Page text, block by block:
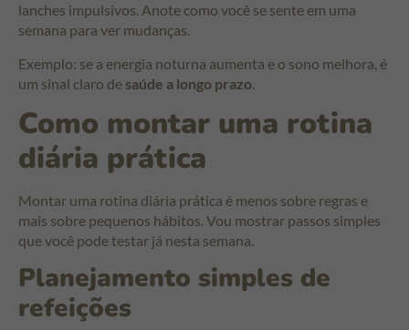
lanches impulsivos. Anote como você se sente em uma
semana para ver mudanças.
Exemplo: se a energia noturna aumenta e o sono melhora, é
um sinal claro de saúde a longo prazo
Como montar uma rotina
diária prática
Montar uma rotina diária prática é menos sobre regras e
mais sobre pequenos hábitos. Vou mostrar passos simples
que você pode testar já nesta semana.
Planejamento simples de
refeições